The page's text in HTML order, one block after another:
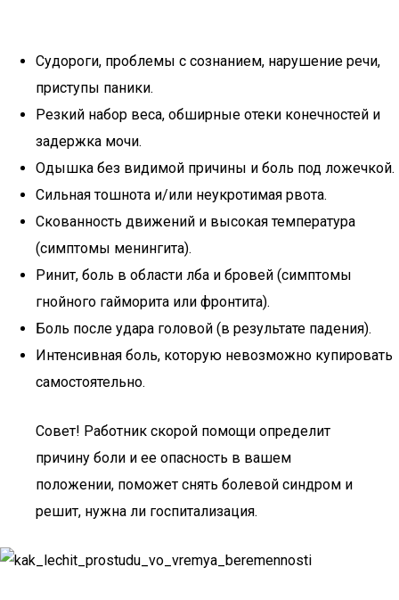
Судороги, проблемы с сознанием, нарушение речи,
приступы паники.
Резкий набор веса, обширные отеки конечностей и
задержка мочи.
Одышка без видимой причины и боль под ложечкой.
Сильная тошнота и/или неукротимая рвота.
Скованность движений и высокая температура
(симптомы менингита).
Ринит, боль в области лба и бровей (симптомы
гнойного гайморита или фронтита).
Боль после удара головой (в результате падения).
Интенсивная боль, которую невозможно купировать
самостоятельно.
Совет! Работник скорой помощи определит
причину боли и ее опасность в вашем
положении, поможет снять болевой синдром и
решит, нужна ли госпитализация.